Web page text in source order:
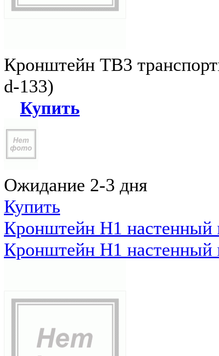
Кронштейн ТВ3
d-133)
Купить
Ожидание 2-3 дня
Купить
Кронштейн Н1
Кронштейн Н1